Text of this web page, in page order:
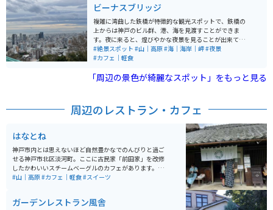
まではかなり山道で、バイクでのツーリングをする人が
多くいます。途中電波が繋がりにくいところがあるので
注意してください。
ビーナスブリッジ
複雑に湾曲した鉄橋が特徴的な観光スポットで、鉄橋の
上からは神戸のビル群、港、海を見渡すことができま
す。夜に来ると、煌びやかな夜景を見ることが出来て、
デートスポットとしても有名な場所です。近くにレスト
ランもあったので、景色を眺めがら食事をとるのもよさ
#絶景スポット #山｜高原#海｜海岸｜岬#夜景
#カフェ｜軽食
「周辺の景色が綺麗なスポット」をもっと見る
周辺のレストラン・カフェ
はなとね
神戸市内とは思えないほど自然豊かなでのんびりと過ご
せる神戸市北区淡河町。ここに古民家「前田家」を改修
したかわいいスチームベーグルのカフェがあります。山
田錦を作っている米農家が周囲にあり、このお家も古民
#山｜高原#カフェ｜軽食#スイーツ
ガーデンレストラン風舎